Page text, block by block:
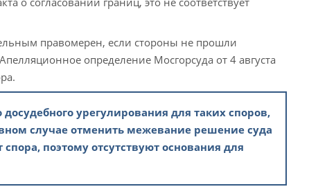
правомерен, если стороны не прошли
определение Мосгорсуда от 4 августа
урегулирования для таких споров,
случае отменить межевание решение суда
поэтому отсутствуют основания для